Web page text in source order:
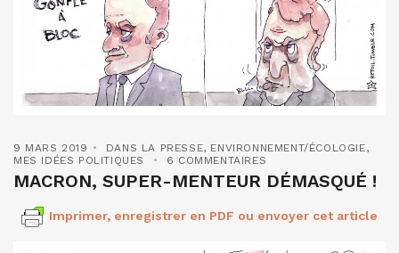
9 MARS 2019 DANS LA PRESSE, ENVIRONNEMENT/ÉCOLOGIE,
MES IDÉES POLITIQUES
6 COMMENTAIRES
MACRON, SUPER-MENTEUR DÉMASQUÉ !
Imprimer, enregistrer en PDF ou envoyer cet article